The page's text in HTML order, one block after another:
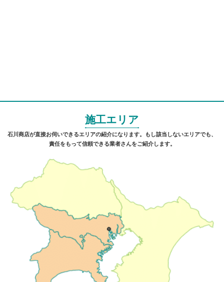
施工エリア
石川商店が直接お伺いできるエリアの紹介になります。もし該当しないエリアでも、
責任をもって信頼できる業者さんをご紹介します。